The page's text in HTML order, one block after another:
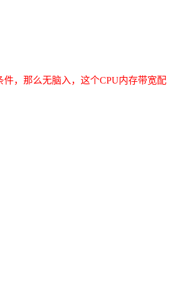
件，那么无脑入，这个CPU内存带宽配